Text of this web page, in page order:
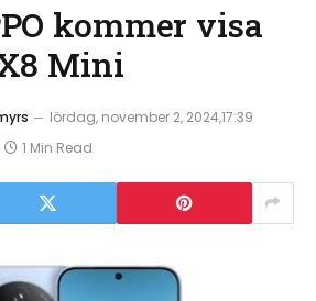
kommer visa
Mini
lördag, november 2, 2024,17:39
1 Min Read